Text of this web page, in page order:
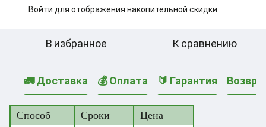
Войти для отображения накопительной скидки
В избранное К сравнению
🚛 Доставка 💰 Оплата 🔰 Гарантия
Способ Сроки Цена